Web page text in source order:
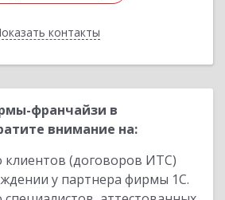
контакты
Назад
франчайзи в
внимание на:
клиентов (договоров ИТС)
у партнера фирмы 1С.